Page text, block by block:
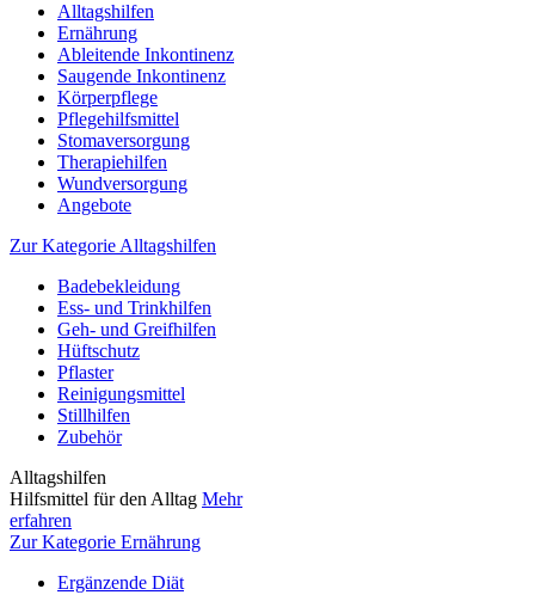
Alltagshilfen
Ernährung
Ableitende Inkontinenz
Saugende Inkontinenz
Körperpflege
Pflegehilfsmittel
Stomaversorgung
Therapiehilfen
Wundversorgung
Angebote
Zur Kategorie Alltagshilfen
Badebekleidung
Ess- und Trinkhilfen
Geh- und Greifhilfen
Hüftschutz
Pflaster
Reinigungsmittel
Stillhilfen
Zubehör
Alltagshilfen
Hilfsmittel für den Alltag Mehr
erfahren
Zur Kategorie Ernährung
Ergänzende Diät